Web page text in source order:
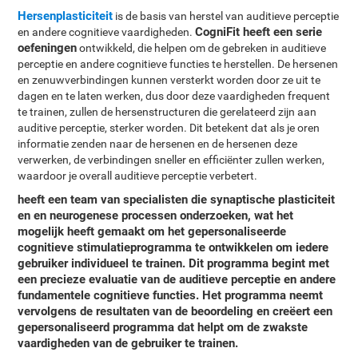
Hersenplasticiteit is de basis van herstel van auditieve perceptie
en andere cognitieve vaardigheden.CogniFit heeft een serie
oefeningenontwikkeld, die helpen om de gebreken in auditieve
perceptie en andere cognitieve functies te herstellen. De hersenen
en zenuwverbindingen kunnen versterkt worden door ze uit te
dagen en te laten werken, dus door deze vaardigheden frequent
te trainen, zullen de hersenstructuren die gerelateerd zijn aan
auditive perceptie, sterker worden. Dit betekent dat als je oren
informatie zenden naar de hersenen en de hersenen deze
verwerken, de verbindingen sneller en efficiënter zullen werken,
waardoor je overall auditieve perceptie verbetert.
heeft een team van specialisten die synaptische plasticiteit
en en neurogenese processen onderzoeken, wat het
mogelijk heeft gemaakt om hetgepersonaliseerde
cognitieve stimulatieprogramma te ontwikkelen om iedere
gebruiker individueel te trainen. Dit programma begint met
een precieze evaluatie van de auditieve perceptie en andere
fundamentele cognitieve functies. Het programma neemt
vervolgens de resultaten van de beoordeling en creëert een
gepersonaliseerd programma dat helpt om de zwakste
vaardigheden van de gebruiker te trainen.